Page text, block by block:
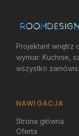
Projektant wnętrz
wymiar. Kuchnie,
wszystko
NAWIGACJA
Strona główna
Oferta